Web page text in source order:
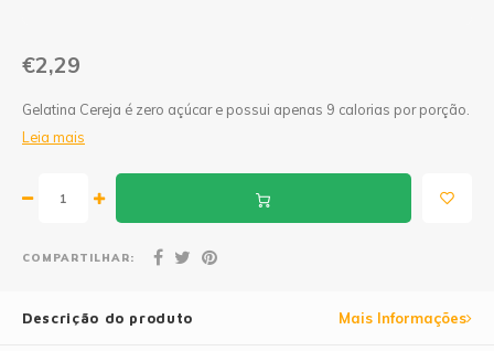
Unitários
Oleos e Azeites
Polvilhos/Tapiocas
Massas Instantâneas
Pipoca de Micro-ondas
€2,29
Gelatina Cereja é zero açúcar e possui apenas 9 calorias por porção.
Leia mais
COMPARTILHAR:
Descrição do produto Mais Informações